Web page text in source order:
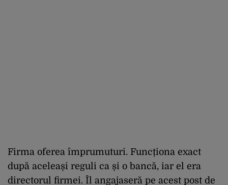
Firma oferea împrumuturi. Funcționa exact
după aceleași reguli ca și o bancă, iar el era
directorul firmei. Îl angajaseră pe acest post de